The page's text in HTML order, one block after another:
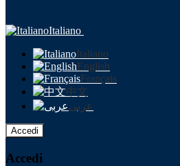
Italiano
Italiano
English
Français
中文
عربى
Accedi
Accedi